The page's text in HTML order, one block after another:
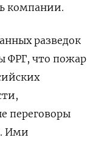
компании.
разведок
ФРГ, что пожар
переговоры
Ими